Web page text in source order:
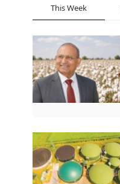
This Week